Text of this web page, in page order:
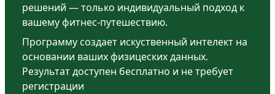
решений — только индивидуальный подход к
вашему фитнес-путешествию.
Программу создает искуственный интелект на
основании ваших физицеских данных.
Результат доступен бесплатно и не требует
регистрации